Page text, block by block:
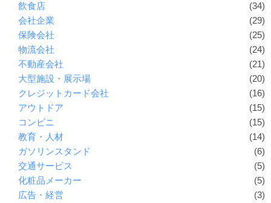
飲食店
(34)
会社企業
(29)
保険会社
(25)
物流会社
(24)
不動産会社
(21)
大型施設・展示場
(20)
クレジットカード会社
(16)
アウトドア
(15)
コンビニ
(15)
教育・人材
(14)
ガソリンスタンド
(6)
交通サービス
(5)
化粧品メーカー
(5)
広告・経営
(3)